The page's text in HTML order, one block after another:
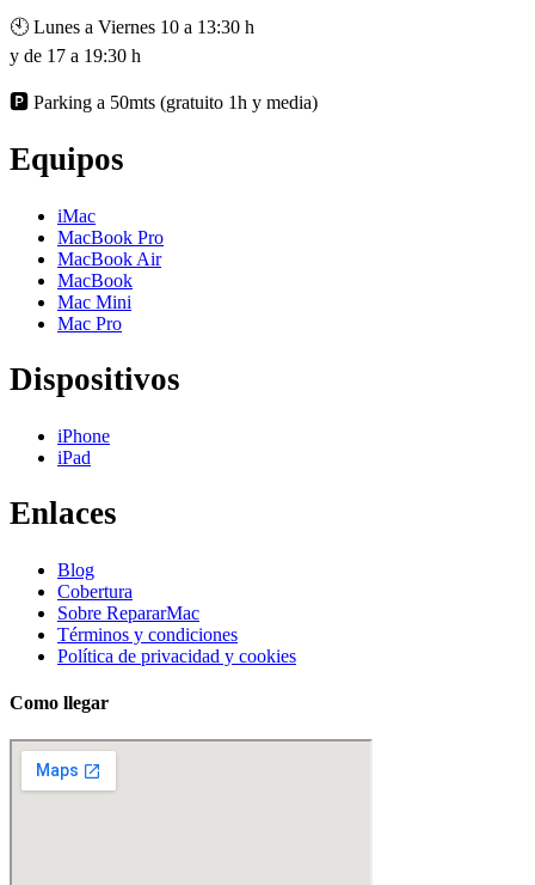
🕙 Lunes a Viernes 10 a 13:30 h
y de 17 a 19:30 h
🅿️ Parking a 50mts (gratuito 1h y media)
Equipos
iMac
MacBook Pro
MacBook Air
MacBook
Mac Mini
Mac Pro
Dispositivos
iPhone
iPad
Enlaces
Blog
Cobertura
Sobre RepararMac
Términos y condiciones
Política de privacidad y cookies
Como llegar